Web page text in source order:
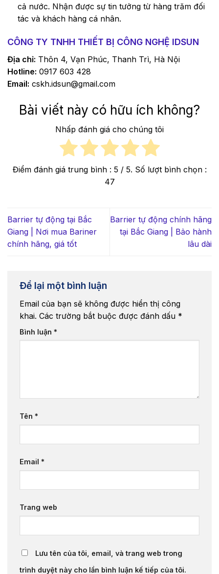
cả nước. Nhận được sự tin tưởng từ hàng trăm đối
tác và khách hàng cá nhân.
CÔNG TY TNHH THIẾT BỊ CÔNG NGHỆ IDSUN
Địa chỉ: Thôn 4, Vạn Phúc, Thanh Trì, Hà Nội
Hotline: 0917 603 428
Email: cskh.idsun@gmail.com
Bài viết này có hữu ích không?
Nhấp đánh giá cho chúng tôi
Điểm đánh giá trung bình : 5 / 5. Số lượt bình chọn :
47
Barrier tự động tại Bắc
Giang | Nơi mua Bariner
chính hãng, giá tốt
Barrier tự động chính hãng
tại Bắc Giang | Bảo hành
lâu dài
Để lại một bình luận
Email của bạn sẽ không được hiển thị công
khai. Các trường bắt buộc được đánh dấu *
Bình luận *
Tên *
Email *
Trang web
Lưu tên của tôi, email, và trang web trong
trình duyệt này cho lần bình luận kế tiếp của tôi.